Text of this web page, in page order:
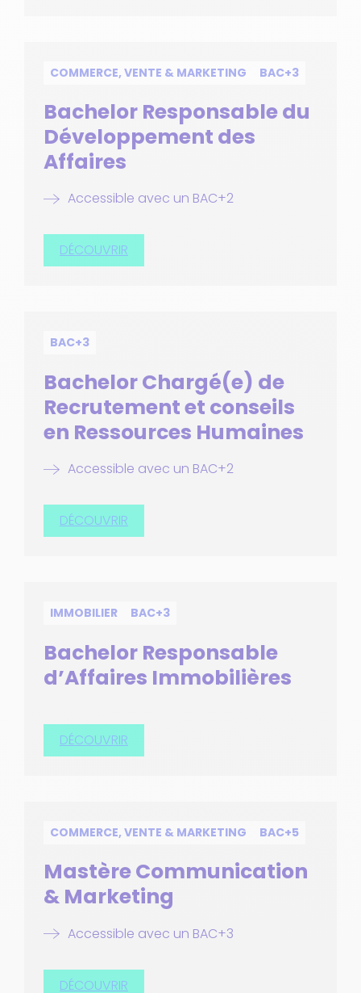
COMMERCE, VENTE & MARKETING BAC+3
Bachelor Responsable du
Développement des
Affaires
Accessible avec un BAC+2
DÉCOUVRIR
BAC+3
Bachelor Chargé(e) de
Recrutement et conseils
en Ressources Humaines
Accessible avec un BAC+2
DÉCOUVRIR
IMMOBILIER BAC+3
Bachelor Responsable
d’Affaires Immobilières
DÉCOUVRIR
COMMERCE, VENTE & MARKETING BAC+5
Mastère Communication
& Marketing
Accessible avec un BAC+3
DÉCOUVRIR